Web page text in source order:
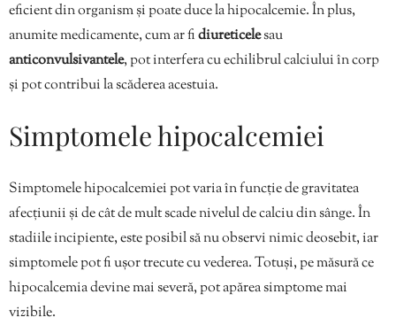
eficient din organism și poate duce la hipocalcemie. În plus,
anumite medicamente, cum ar fidiureticelesau
anticonvulsivantele, pot interfera cu echilibrul calciului în corp
și pot contribui la scăderea acestuia.
Simptomele hipocalcemiei
Simptomele hipocalcemiei pot varia în funcție de gravitatea
afecțiunii și de cât de mult scade nivelul de calciu din sânge. În
stadiile incipiente, este posibil să nu observi nimic deosebit, iar
simptomele pot fi ușor trecute cu vederea. Totuși, pe măsură ce
hipocalcemia devine mai severă, pot apărea simptome mai
vizibile.